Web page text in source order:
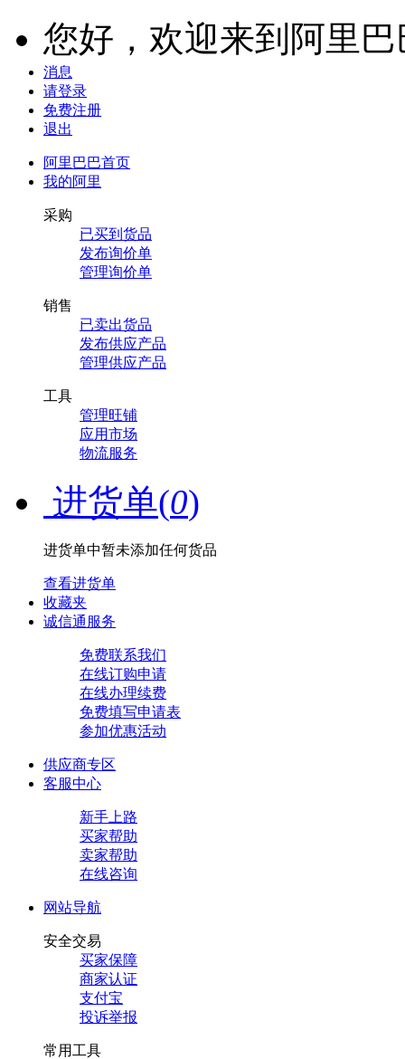
您好， 欢迎来到阿里巴
消息
请登录
免费注册
退出
阿里巴巴首页
我的阿里
采购
已买到货品
发布询价单
管理询价单
销售
已卖出货品
发布供应产品
管理供应产品
工具
管理旺铺
应用市场
物流服务
进货单(0)
进货单中暂未添加任何货品
查看进货单
收藏夹
诚信通服务
免费联系我们
在线订购申请
在线办理续费
免费填写申请表
参加优惠活动
供应商专区
客服中心
新手上路
买家帮助
卖家帮助
在线咨询
网站导航
安全交易
买家保障
商家认证
支付宝
投诉举报
常用工具